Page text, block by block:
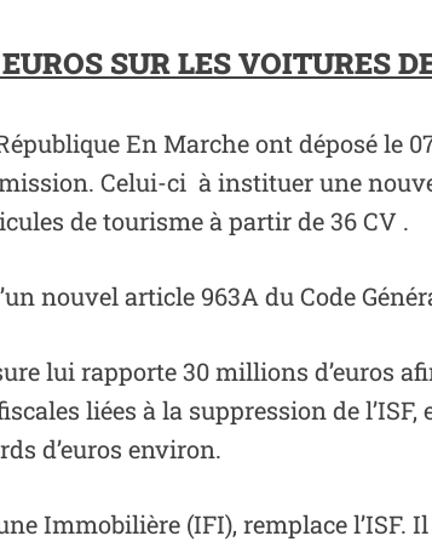
SUR LES VOITURES
En Marche ont déposé le
Celui-ci à instituer une
de tourisme à partir de 36 CV .
nouvel article 963A du Code
lui rapporte 30 millions d’euros
liées à la suppression de l’ISF,
d’euros environ.
Immobilière (IFI), remplace l’ISF.